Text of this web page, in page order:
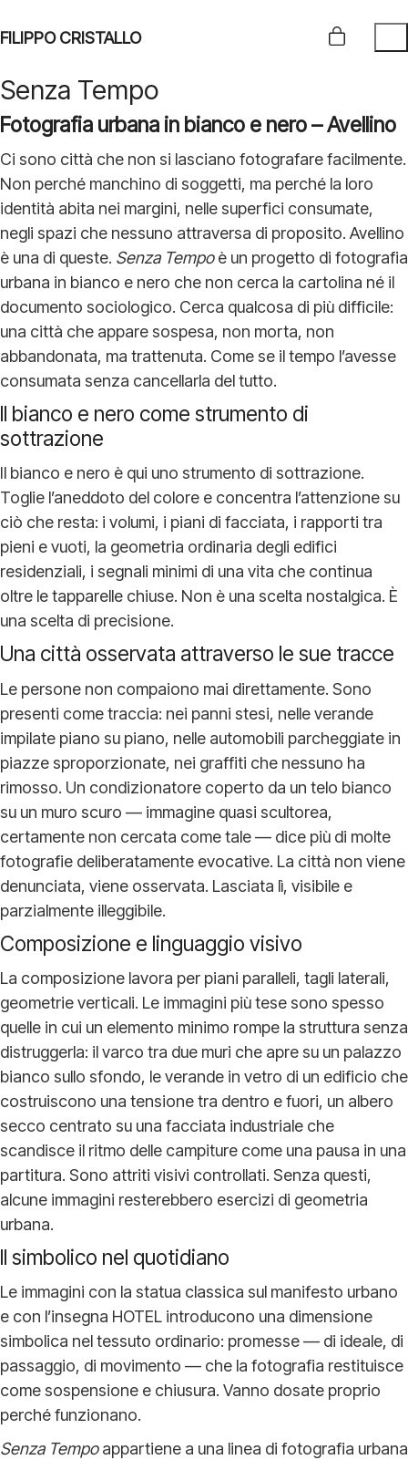
FILIPPO CRISTALLO
Senza Tempo
Fotografia urbana in bianco e nero – Avellino
Ci sono città che non si lasciano fotografare facilmente.
Non perché manchino di soggetti, ma perché la loro
identità abita nei margini, nelle superfici consumate,
negli spazi che nessuno attraversa di proposito. Avellino
è una di queste. Senza Tempoè un progetto di fotografia
urbana in bianco e nero che non cerca la cartolina né il
documento sociologico. Cerca qualcosa di più difficile:
una città che appare sospesa, non morta, non
abbandonata, ma trattenuta. Come se il tempo l’avesse
consumata senza cancellarla del tutto.
Il bianco e nero come strumento di
sottrazione
Il bianco e nero è qui uno strumento di sottrazione.
Toglie l’aneddoto del colore e concentra l’attenzione su
ciò che resta: i volumi, i piani di facciata, i rapporti tra
pieni e vuoti, la geometria ordinaria degli edifici
residenziali, i segnali minimi di una vita che continua
oltre le tapparelle chiuse. Non è una scelta nostalgica. È
una scelta di precisione.
Una città osservata attraverso le sue tracce
Le persone non compaiono mai direttamente. Sono
presenti come traccia: nei panni stesi, nelle verande
impilate piano su piano, nelle automobili parcheggiate in
piazze sproporzionate, nei graffiti che nessuno ha
rimosso. Un condizionatore coperto da un telo bianco
su un muro scuro — immagine quasi scultorea,
certamente non cercata come tale — dice più di molte
fotografie deliberatamente evocative. La città non viene
denunciata, viene osservata. Lasciata lì, visibile e
parzialmente illeggibile.
Composizione e linguaggio visivo
La composizione lavora per piani paralleli, tagli laterali,
geometrie verticali. Le immagini più tese sono spesso
quelle in cui un elemento minimo rompe la struttura senza
distruggerla: il varco tra due muri che apre su un palazzo
bianco sullo sfondo, le verande in vetro di un edificio che
costruiscono una tensione tra dentro e fuori, un albero
secco centrato su una facciata industriale che
scandisce il ritmo delle campiture come una pausa in una
partitura. Sono attriti visivi controllati. Senza questi,
alcune immagini resterebbero esercizi di geometria
urbana.
Il simbolico nel quotidiano
Le immagini con la statua classica sul manifesto urbano
e con l’insegna HOTEL introducono una dimensione
simbolica nel tessuto ordinario: promesse — di ideale, di
passaggio, di movimento — che la fotografia restituisce
come sospensione e chiusura. Vanno dosate proprio
perché funzionano.
Senza Tempoappartiene a una linea di fotografia urbana